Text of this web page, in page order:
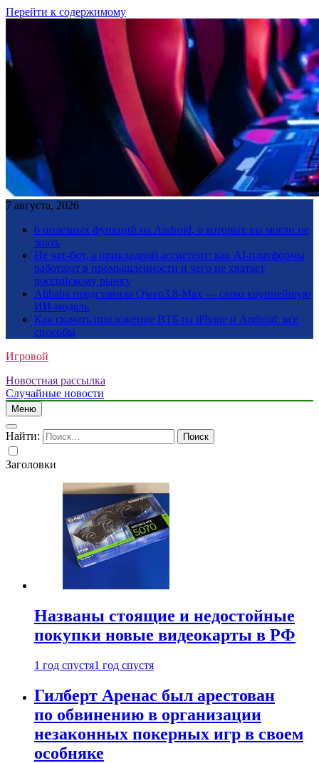
Перейти к содержимому
7 августа, 2026
6 полезных функций на Android, о которых вы могли не
знать
Не чат-бот, а прикладной ассистент: как AI-платформы
работают в промышленности и чего не хватает
российскому рынку
Alibaba представила Qwen3.8-Max — свою крупнейшую
ИИ-модель
Как скачать приложение ВТБ на iPhone и Android: все
способы
Игровой
Новостная рассылка
Случайные новости
Меню
Найти:
Заголовки
Названы стоящие и недостойные
покупки новые видеокарты в РФ
1 год спустя1 год спустя
Гилберт Аренас был арестован
по обвинению в организации
незаконных покерных игр в своем
особняке